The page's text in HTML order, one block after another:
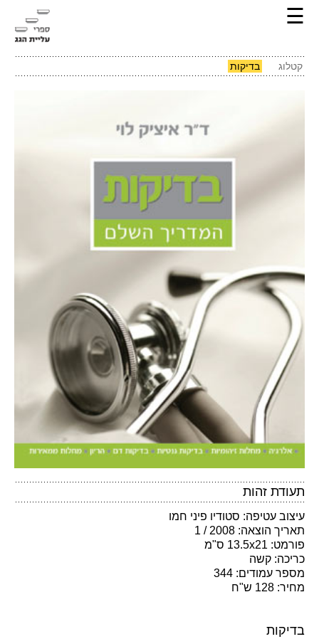
☰
קטלוג בדיקות
תעודת זהות
עיצוב עטיפה: סטודיו פיני חמו
תאריך הוצאה: 2008 / 1
פורמט: 13.5x21 ס"מ
כריכה: קשה
מספר עמודים: 344
מחיר: 128 ש"ח
בדיקות